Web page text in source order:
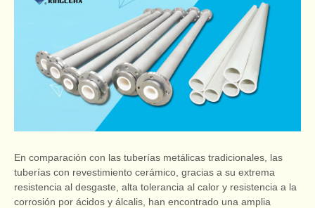
En comparación con las tuberías metálicas tradicionales, las
tuberías con revestimiento cerámico, gracias a su extrema
resistencia al desgaste, alta tolerancia al calor y resistencia a la
corrosión por ácidos y álcalis, han encontrado una amplia